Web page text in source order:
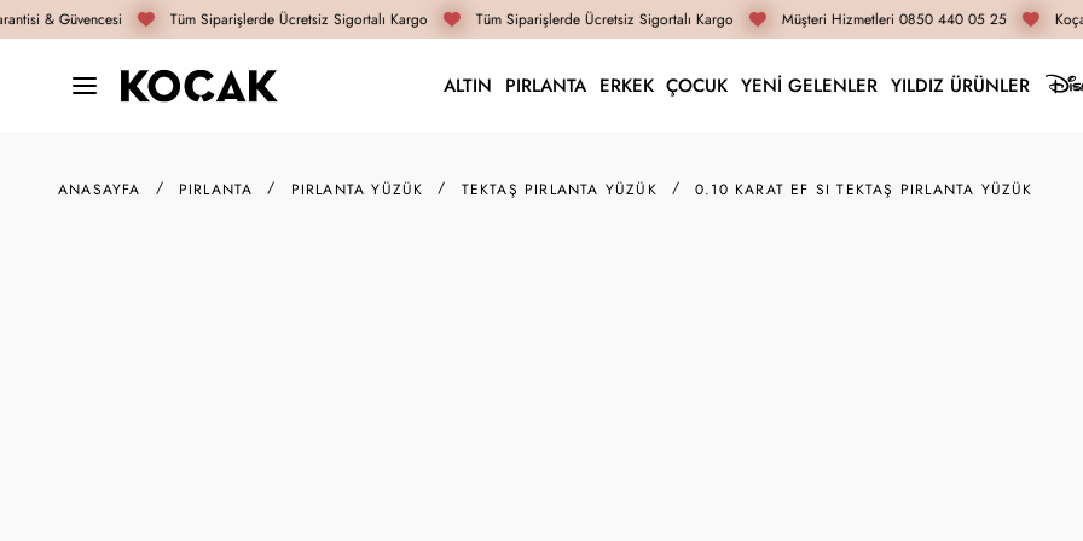
& Güvencesi Tüm Siparişlerde Ücretsiz Sigortalı Kargo Tüm Siparişlerde Ücretsiz Sigortalı Kargo Müşteri Hizmetleri 0850 440 05 25
ALTIN PIRLANTA ERKEK ÇOCUK YENİ GELENLER YILDIZ ÜRÜNLER
ANASAYFA PIRLANTA PIRLANTA YÜZÜK TEKTAŞ PIRLANTA YÜZÜK 0.10 KARAT EF SI TEKTAŞ PIRLANTA YÜZÜK